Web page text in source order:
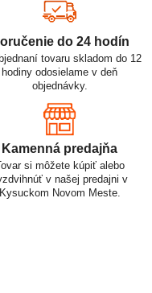
do 24 hodín
tovaru skladom do 12
hodiny odosielame v deň
objednávky.
Kamenná predajňa
si môžete kúpiť alebo
v našej predajni v
Kysuckom Novom Meste.